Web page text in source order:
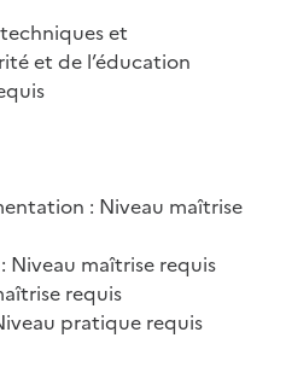
et
et de l’éducation
: Niveau maîtrise
Niveau maîtrise requis
requis
pratique requis